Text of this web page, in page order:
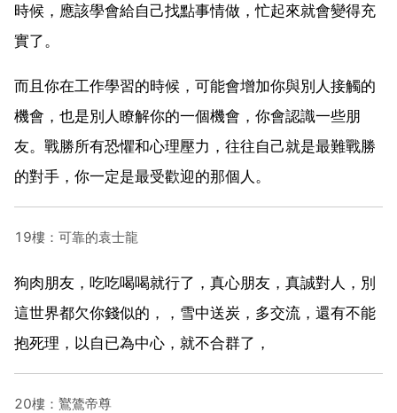
時候，應該學會給自己找點事情做，忙起來就會變得充
實了。
而且你在工作學習的時候，可能會增加你與別人接觸的
機會，也是別人瞭解你的一個機會，你會認識一些朋
友。戰勝所有恐懼和心理壓力，往往自己就是最難戰勝
的對手，你一定是最受歡迎的那個人。
19樓：可靠的袁士龍
狗肉朋友，吃吃喝喝就行了，真心朋友，真誠對人，別
這世界都欠你錢似的，，雪中送炭，多交流，還有不能
抱死理，以自已為中心，就不合群了，
20樓：鸑鷟帝尊